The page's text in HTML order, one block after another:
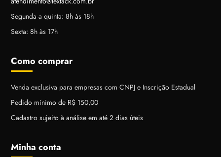
Segunda a quinta: 8h às 18h
Sexta: 8h às 17h
Como comprar
Venda exclusiva para empresas com CNPJ e Inscrição Estadual
Pedido mínimo de R$ 150,00
Cadastro sujeito à análise em até 2 dias úteis
Minha conta